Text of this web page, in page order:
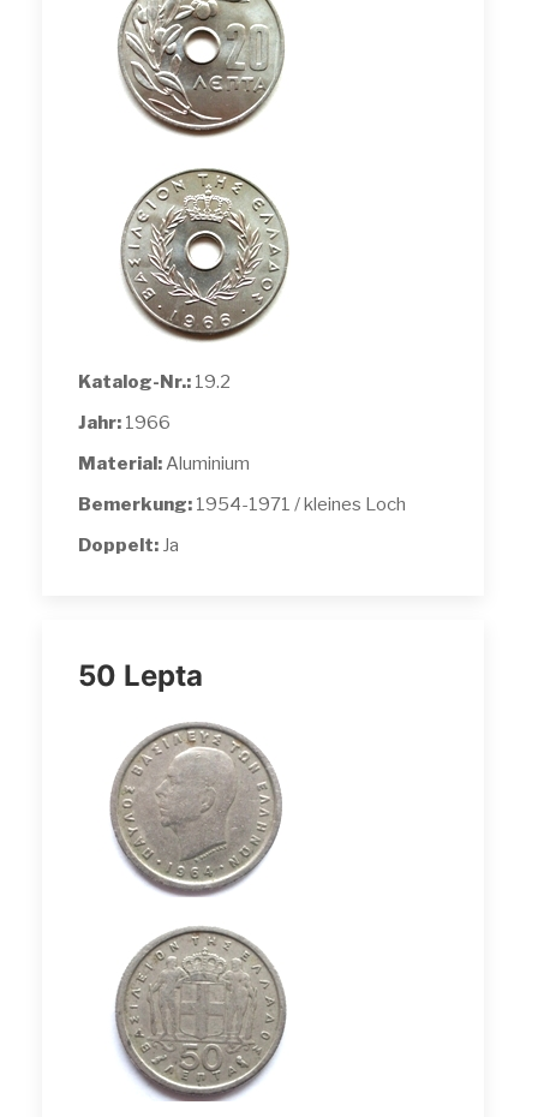
Katalog-Nr.: 19.2
Jahr: 1966
Material:Aluminium
Bemerkung: 1954-1971 / kleines Loch
Doppelt: Ja
50 Lepta